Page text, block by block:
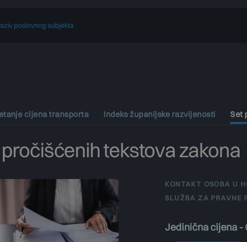
cijena transporta Indeks županijske razvijenosti Set
tekstova zakona
KONTAKT OSOBA U
SLUŽBA ZA PRAVNE
Jedinična cijena -